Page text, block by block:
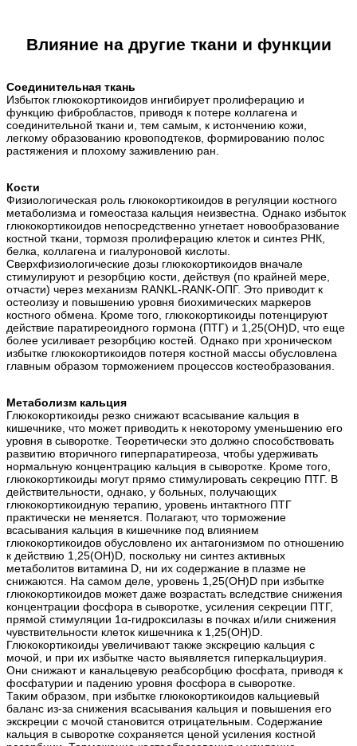
Влияние на другие ткани и функции
Соединительная ткань
Избыток глюкокортикоидов ингибирует пролиферацию и
функцию фибробластов, приводя к потере коллагена и
соединительной ткани и, тем самым, к истончению кожи,
легкому образованию кровоподтеков, формированию полос
растяжения и плохому заживлению ран.
Кости
Физиологическая роль глюкокортикоидов в регуляции костного
метаболизма и гомеостаза кальция неизвестна. Однако избыток
глюкокортикоидов непосредственно угнетает новообразование
костной ткани, тормозя пролиферацию клеток и синтез РНК,
белка, коллагена и гиалуроновой кислоты.
Сверхфизиологические дозы глюкокортикоидов вначале
стимулируют и резорбцию кости, действуя (по крайней мере,
отчасти) через механизм RANKL-RANK-ОПГ. Это приводит к
остеолизу и повышению уровня биохимических маркеров
костного обмена. Кроме того, глюкокортикоиды потенцируют
действие паратиреоидного гормона (ПТГ) и 1,25(OH)D, что еще
более усиливает резорбцию костей. Однако при хроническом
избытке глюкокортикоидов потеря костной массы обусловлена
главным образом торможением процессов костеобразования.
Метаболизм кальция
Глюкокортикоиды резко снижают всасывание кальция в
кишечнике, что может приводить к некоторому уменьшению его
уровня в сыворотке. Теоретически это должно способствовать
развитию вторичного гиперпаратиреоза, чтобы удерживать
нормальную концентрацию кальция в сыворотке. Кроме того,
глюкокортикоиды могут прямо стимулировать секрецию ПТГ. В
действительности, однако, у больных, получающих
глюкокортикоидную терапию, уровень интактного ПТГ
практически не меняется. Полагают, что торможение
всасывания кальция в кишечнике под влиянием
глюкокортикоидов обусловлено их антагонизмом по отношению
к действию 1,25(OH)D, поскольку ни синтез активных
метаболитов витамина D, ни их содержание в плазме не
снижаются. На самом деле, уровень 1,25(OH)D при избытке
глюкокортикоидов может даже возрастать вследствие снижения
концентрации фосфора в сыворотке, усиления секреции ПТГ,
прямой стимуляции 1α-гидроксилазы в почках и/или снижения
чувствительности клеток кишечника к 1,25(OH)D.
Глюкокортикоиды увеличивают также экскрецию кальция с
мочой, и при их избытке часто выявляется гиперкальциурия.
Они снижают и канальцевую реабсорбцию фосфата, приводя к
фосфатурии и падению уровня фосфора в сыворотке.
Таким образом, при избытке глюкокортикоидов кальциевый
баланс из-за снижения всасывания кальция и повышения его
экскреции с мочой становится отрицательным. Содержание
кальция в сыворотке сохраняется ценой усиления костной